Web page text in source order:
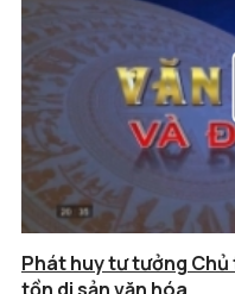
Phát huy tư tưởng